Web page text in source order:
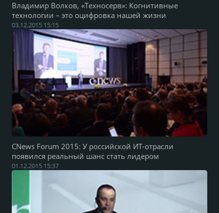
Владимир Волков, «Техносерв»: Когнитивные
технологии – это оцифровка нашей жизни
03.12.2015 15:15
CNews Forum 2015: У российской ИТ-отрасли
появился реальный шанс стать лидером
01.12.2015 15:37